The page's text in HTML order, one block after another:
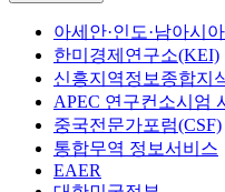
아세안·인도·남아시
한미경제연구소(KEI)
신흥지역정보종합지
APEC 연구컨소시엄
중국전문가포럼(CSF)
통합무역 정보서비스
EAER